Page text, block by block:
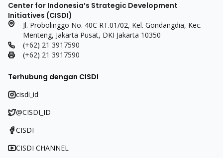
Center for Indonesia’s Strategic Development
Initiatives (CISDI)
Jl. Probolinggo No. 40C RT.01/02, Kel. Gondangdia, Kec.
Menteng, Jakarta Pusat, DKI Jakarta 10350
(+62) 21 3917590
(+62) 21 3917590
Terhubung dengan CISDI
cisdi_id
@CISDI_ID
CISDI
CISDI CHANNEL